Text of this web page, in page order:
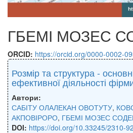
ГБЕМІ МОЗЕС
ORCID: https://orcid.org/0000-0002-
Розмір та структура -
ефективної діяльності
Автори:
САБІТУ ОЛАЛЕКАН ОВОТУТУ,
АКПОВІРОРО, ГБЕМІ МОЗЕС
DOI: https://doi.org/10.33245/2310-